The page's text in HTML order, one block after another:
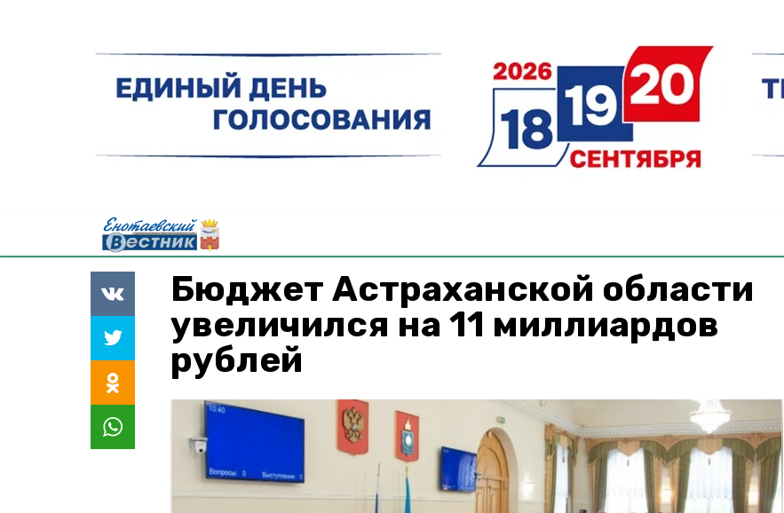
Бюджет Астраханской области
увеличился на 11 миллиардов
рублей